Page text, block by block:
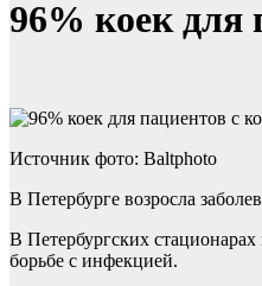
96% коек для
Источник фото: Baltphoto
В Петербурге возросла
В Петербургских
борьбе с инфекцией.